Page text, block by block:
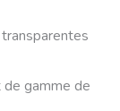
gamme de